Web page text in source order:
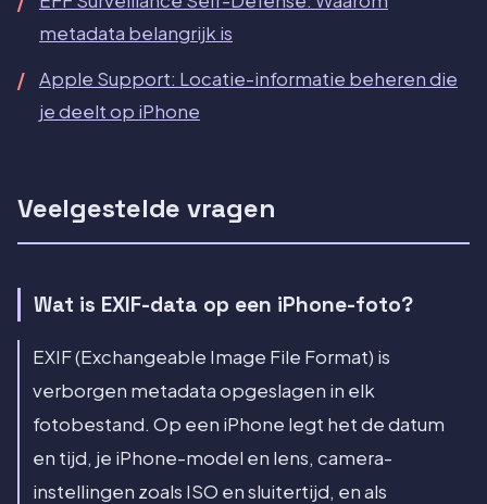
metadata belangrijk is
Apple Support: Locatie-informatie beheren die
je deelt op iPhone
Veelgestelde vragen
Wat is EXIF-data op een iPhone-foto?
EXIF (Exchangeable Image File Format) is
verborgen metadata opgeslagen in elk
fotobestand. Op een iPhone legt het de datum
en tijd, je iPhone-model en lens, camera-
instellingen zoals ISO en sluitertijd, en als